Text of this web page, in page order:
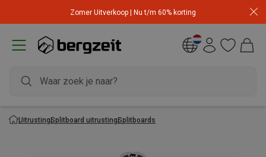
Zomer Uitverkoop | Nu t/m 60% korting
UitrustingSplitboard uitrustingSplitboards